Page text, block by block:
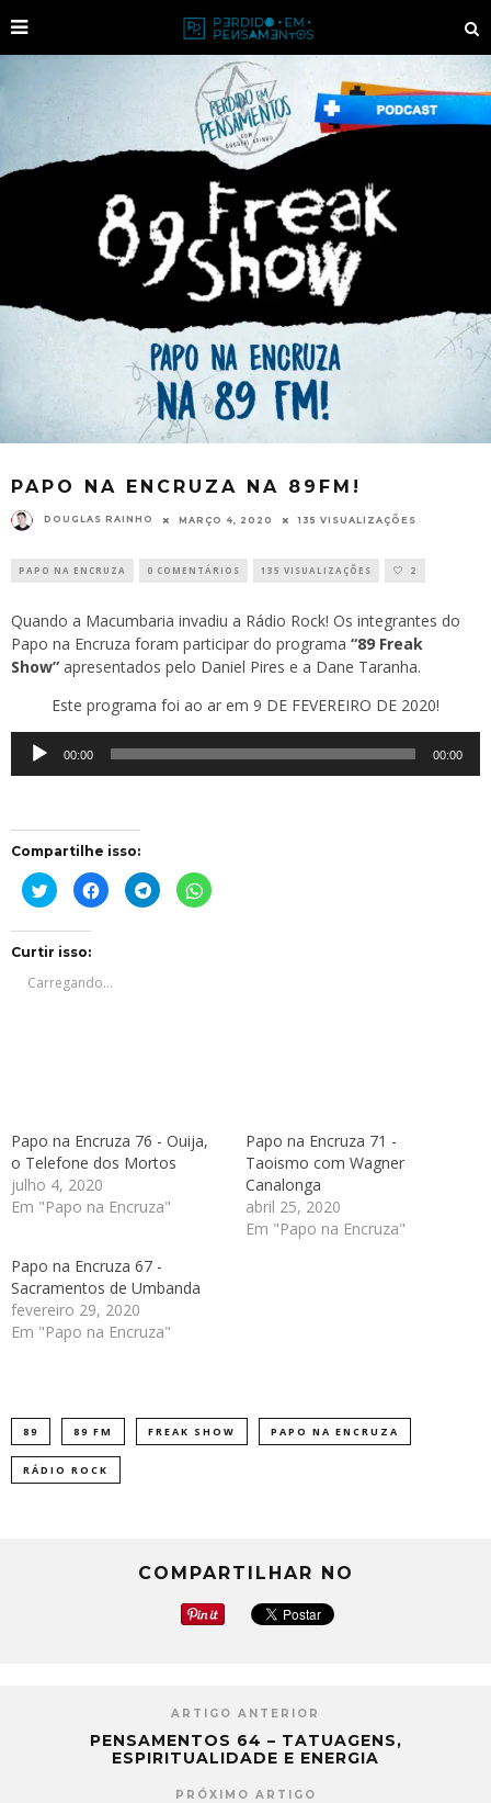
PAPO NA ENCRUZA NA 89FM!
DOUGLAS RAINHO MARÇO 4, 2020 135 VISUALIZAÇÕES
PAPO NA ENCRUZA 0 COMENTÁRIOS 135 VISUALIZAÇÕES 2
Quando a Macumbaria invadiu a Rádio Rock! Os integrantes do
Papo na Encruza foram participar do programa “89 Freak
Show” apresentados pelo Daniel Pires e a Dane Taranha.
Este programa foi ao ar em 9 DE FEVEREIRO DE 2020!
Tocador
00:00 00:00
Compartilhe isso:
Clique
para
compartilhar
em
janela)
Clique
para
compartilhar
janela)
Clique
para
compartilhar
Clique
para
Curtir isso:
Carregando...
Papo na Encruza 76 - Ouija,
o Telefone dos Mortos
julho 4, 2020
Em "Papo na Encruza"
Papo na Encruza 71 -
Taoismo com Wagner
Canalonga
abril 25, 2020
Em "Papo na Encruza"
Papo na Encruza 67 -
Sacramentos de Umbanda
fevereiro 29, 2020
Em "Papo na Encruza"
89 89 FM FREAK SHOW PAPO NA ENCRUZA
RÁDIO ROCK
COMPARTILHAR NO
ARTIGO ANTERIOR
PENSAMENTOS 64 – TATUAGENS,
ESPIRITUALIDADE E ENERGIA
PRÓXIMO ARTIGO